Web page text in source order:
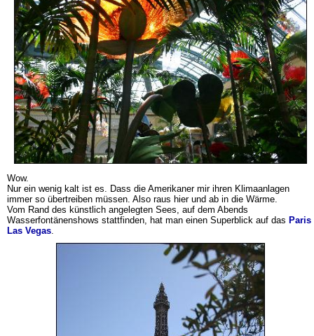
Wow.
Nur ein wenig kalt ist es. Dass die Amerikaner mir ihren Klimaanlagen
immer so übertreiben müssen. Also raus hier und ab in die Wärme.
Vom Rand des künstlich angelegten Sees, auf dem Abends
Wasserfontänenshows stattfinden, hat man einen Superblick auf das Paris
Las Vegas.